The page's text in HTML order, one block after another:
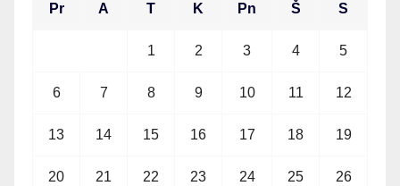
Pr A T K Pn Š S
1 2 3 4 5
6 7 8 9 10 11 12
13 14 15 16 17 18 19
20 21 22 23 24 25 26